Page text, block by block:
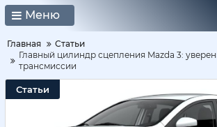
Меню
Главная
Статьи
Главный цилиндр сцепления Mazda 3:
трансмиссии
Статьи